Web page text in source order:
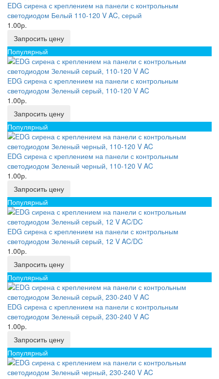
EDG сирена с креплением на панели с контрольным
светодиодом Белый 110-120 V AC, серый
1.00р.
Запросить цену
Популярный
EDG сирена с креплением на панели с контрольным
светодиодом Зеленый серый, 110-120 V AC
1.00р.
Запросить цену
Популярный
EDG сирена с креплением на панели с контрольным
светодиодом Зеленый черный, 110-120 V AC
1.00р.
Запросить цену
Популярный
EDG сирена с креплением на панели с контрольным
светодиодом Зеленый серый, 12 V AC/DC
1.00р.
Запросить цену
Популярный
EDG сирена с креплением на панели с контрольным
светодиодом Зеленый серый, 230-240 V AC
1.00р.
Запросить цену
Популярный